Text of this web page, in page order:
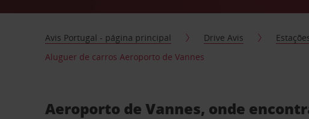
Avis Portugal - página principal Drive Avis
Aluguer de carros Aeroporto de Vannes
Aeroporto de Vannes, onde